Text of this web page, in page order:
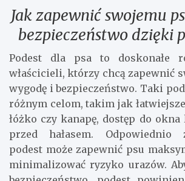
Jak zapewnić swojemu
bezpieczeństwo dzięki
Podest dla psa to doskonałe
właścicieli, którzy chcą zapewnić
wygodę i bezpieczeństwo. Taki
różnym celom, takim jak
łóżko czy kanapę, dostęp do
przed hałasem. Odpowiednio
podest może zapewnić psu
minimalizować ryzyko urazów.